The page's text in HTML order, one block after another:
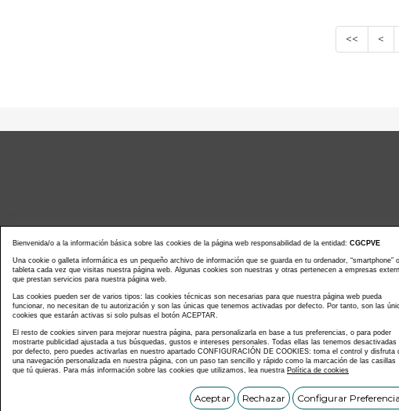
<< <
Noticias actualidad Agenda de Actos
Copyright © CONSEJO
Bienvenida/o a la información básica sobre las cookies de la página web responsabilidad de la entidad: CGCPVE
Una cookie o galleta informática es un pequeño archivo de información que se guarda en tu ordenador, “smartphone” o
tableta cada vez que visitas nuestra página web. Algunas cookies son nuestras y otras pertenecen a empresas
que prestan servicios para nuestra página web.
Las cookies pueden ser de varios tipos: las cookies técnicas son necesarias para que nuestra página web pueda
funcionar, no necesitan de tu autorización y son las únicas que tenemos activadas por defecto. Por tanto, son las
cookies que estarán activas si solo pulsas el botón ACEPTAR.
El resto de cookies sirven para mejorar nuestra página, para personalizarla en base a tus preferencias, o para poder
mostrarte publicidad ajustada a tus búsquedas, gustos e intereses personales. Todas ellas las tenemos desactivadas
por defecto, pero puedes activarlas en nuestro apartado CONFIGURACIÓN DE COOKIES: toma el control y disfruta
una navegación personalizada en nuestra página, con un paso tan sencillo y rápido como la marcación de las casillas
que tú quieras. Para más información sobre las cookies que utilizamos, lea nuestra Política de cookies
Aceptar Rechazar Configurar